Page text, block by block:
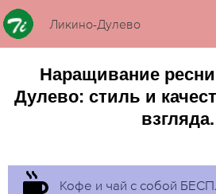
Ликино-Дулево
Наращивание
Дулево: стиль и
взгляда.
Кофе и чай с собой